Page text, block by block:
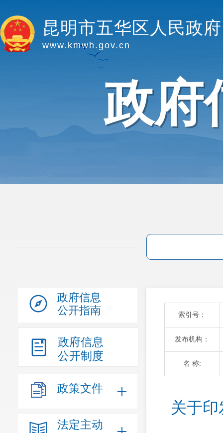
昆明市五华区人民政府
www.kmwh.gov.cn
政府
政府信息
公开指南
政府信息
公开制度
政策文件
法定主动
索引号：
发布机构：
名 称:
关于